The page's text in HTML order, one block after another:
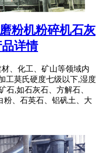
粉机粉碎机石灰
详情
、化工、矿山等领域内
工莫氏硬度七级以下,湿度
石,如石灰石、方解石、
粉、石英石、铝矾土、大